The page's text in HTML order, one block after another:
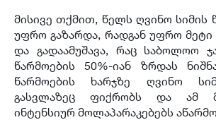
მისივე თქმით, წელს ღვინო სიმის
უფრო გაზარდა, რადგან უფრო მეტი
და გადაამუშავა, რაც საბოლოო
წარმოების 50%-იან ზრდას
წარმოების ხარჯზე ღვინო
გასვლაზეც ფიქრობს და ამ
ინტენსიურ მოლაპარაკებებს